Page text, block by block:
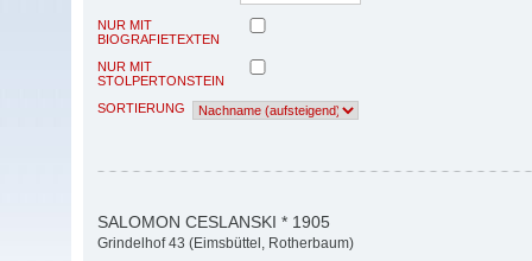
NUR MIT
BIOGRAFIETEXTEN
NUR MIT
STOLPERTONSTEIN
SORTIERUNG
SALOMON CESLANSKI * 1905
Grindelhof 43 (Eimsbüttel, Rotherbaum)